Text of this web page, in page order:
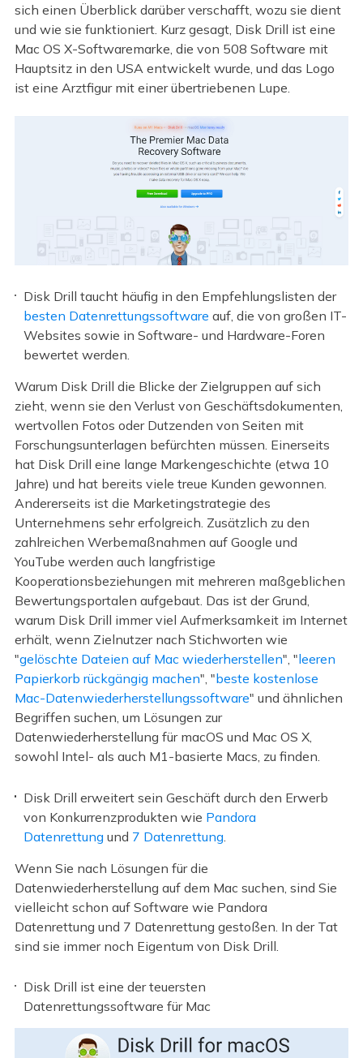
sich einen Überblick darüber verschafft, wozu sie dient
und wie sie funktioniert. Kurz gesagt, Disk Drill ist eine
Mac OS X-Softwaremarke, die von 508 Software mit
Hauptsitz in den USA entwickelt wurde, und das Logo
ist eine Arztfigur mit einer übertriebenen Lupe.
Disk Drill taucht häufig in den Empfehlungslisten der
besten Datenrettungssoftware auf, die von großen IT-
Websites sowie in Software- und Hardware-Foren
bewertet werden.
Warum Disk Drill die Blicke der Zielgruppen auf sich
zieht, wenn sie den Verlust von Geschäftsdokumenten,
wertvollen Fotos oder Dutzenden von Seiten mit
Forschungsunterlagen befürchten müssen. Einerseits
hat Disk Drill eine lange Markengeschichte (etwa 10
Jahre) und hat bereits viele treue Kunden gewonnen.
Andererseits ist die Marketingstrategie des
Unternehmens sehr erfolgreich. Zusätzlich zu den
zahlreichen Werbemaßnahmen auf Google und
YouTube werden auch langfristige
Kooperationsbeziehungen mit mehreren maßgeblichen
Bewertungsportalen aufgebaut. Das ist der Grund,
warum Disk Drill immer viel Aufmerksamkeit im Internet
erhält, wenn Zielnutzer nach Stichworten wie
"gelöschte Dateien auf Mac wiederherstellen", "leeren
Papierkorb rückgängig machen", "beste kostenlose
Mac-Datenwiederherstellungssoftware" und ähnlichen
Begriffen suchen, um Lösungen zur
Datenwiederherstellung für macOS und Mac OS X,
sowohl Intel- als auch M1-basierte Macs, zu finden.
Disk Drill erweitert sein Geschäft durch den Erwerb
von Konkurrenzprodukten wie Pandora
Datenrettung und 7 Datenrettung
Wenn Sie nach Lösungen für die
Datenwiederherstellung auf dem Mac suchen, sind Sie
vielleicht schon auf Software wie Pandora
Datenrettung und 7 Datenrettung gestoßen. In der Tat
sind sie immer noch Eigentum von Disk Drill.
Disk Drill ist eine der teuersten
Datenrettungssoftware für Mac